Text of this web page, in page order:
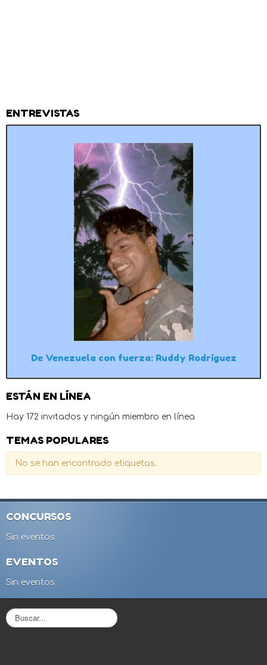
ENTREVISTAS
De Venezuela con fuerza: Ruddy Rodríguez
ESTÁN EN LÍNEA
Hay 172 invitados y ningún miembro en línea
TEMAS POPULARES
No se han encontrado etiquetas.
CONCURSOS
Sin eventos
EVENTOS
Sin eventos
B
u